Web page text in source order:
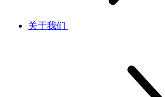
关于我们